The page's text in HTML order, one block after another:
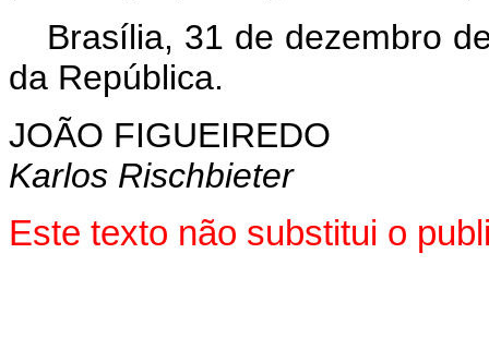
Brasília, 31 de dezembro
da República.
JOÃO FIGUEIREDO
Karlos Rischbieter
Este texto não substitui o